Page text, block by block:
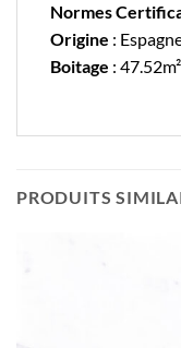
Normes
Origine :
Boitage :
PRODUITS